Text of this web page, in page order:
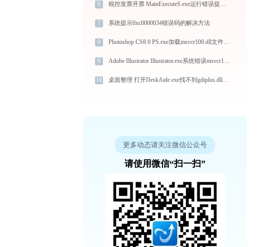
6 税控发票开票 MainExecuteS.exe运行错误提示0xc000000d的解决办法
7 系统提示0xc0000034错误码的解决方法
8 Photoshop CS8.0 PS.exe加载msvcr100.dll文件丢失处理办法
9 Adobe Illustrator Illustrator.exe系统错误msvcr110.dll丢失如何解决
10 桌面整理 打开DeskAide.exe找不到gdiplus.dll怎么办
更多动态请关注微信公众号
请使用微信“扫一扫”